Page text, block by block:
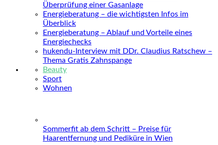
Überprüfung einer Gasanlage
Energieberatung – die wichtigsten Infos im
Überblick
Energieberatung – Ablauf und Vorteile eines
Energiechecks
hukendu-Interview mit DDr. Claudius Ratschew –
Thema Gratis Zahnspange
Beauty
Sport
Wohnen
Sommerfit ab dem Schritt – Preise für
Haarentfernung und Pediküre in Wien